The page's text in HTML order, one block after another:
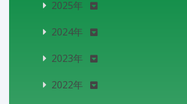
2025年
2024年
2023年
2022年